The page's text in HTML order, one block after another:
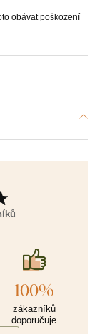
obávat poškození
100%
zákazníků
doporučuje